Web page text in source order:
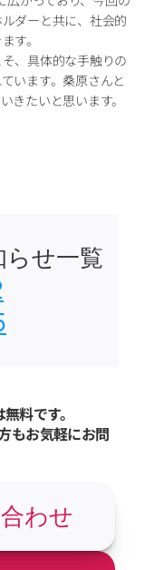
ダーと共に、社会的
す。
、具体的な手触りの
います。桑原さんと
きたいと思います。
せ一覧
料です。
もお気軽にお問
わせ